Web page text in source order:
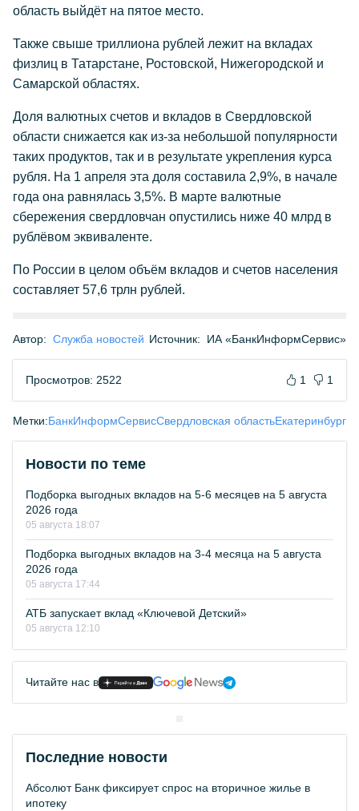
область выйдёт на пятое место.
Также свыше триллиона рублей лежит на вкладах
физлиц в Татарстане, Ростовской, Нижегородской и
Самарской областях.
Доля валютных счетов и вкладов в Свердловской
области снижается как из-за небольшой популярности
таких продуктов, так и в результате укрепления курса
рубля. На 1 апреля эта доля составила 2,9%, в начале
года она равнялась 3,5%. В марте валютные
сбережения свердловчан опустились ниже 40 млрд в
рублёвом эквиваленте.
По России в целом объём вкладов и счетов населения
составляет 57,6 трлн рублей.
Автор: Служба новостей Источник: ИА «БанкИнформСервис»
Просмотров: 2522 1 1
Метки:БанкИнформСервисСвердловская областьЕкатеринбург
Новости по теме
Подборка выгодных вкладов на 5-6 месяцев на 5 августа
2026 года
05 августа 18:07
Подборка выгодных вкладов на 3-4 месяца на 5 августа
2026 года
05 августа 17:44
АТБ запускает вклад «Ключевой Детский»
05 августа 12:10
Читайте нас в
Последние новости
Абсолют Банк фиксирует спрос на вторичное жилье в
ипотеку